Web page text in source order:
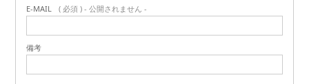
E-MAIL ( 必須 ) - 公開されません -
備考